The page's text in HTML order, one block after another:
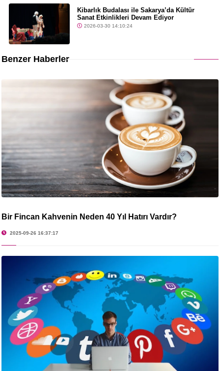
Kibarlık Budalası ile Sakarya’da Kültür
Sanat Etkinlikleri Devam Ediyor
2026-03-30 14:10:24
Benzer Haberler
Bir Fincan Kahvenin Neden 40 Yıl Hatırı Vardır?
2025-09-26 16:37:17